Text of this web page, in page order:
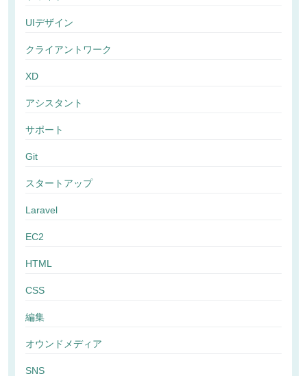
UIデザイン
クライアントワーク
XD
アシスタント
サポート
Git
スタートアップ
Laravel
EC2
HTML
CSS
編集
オウンドメディア
SNS